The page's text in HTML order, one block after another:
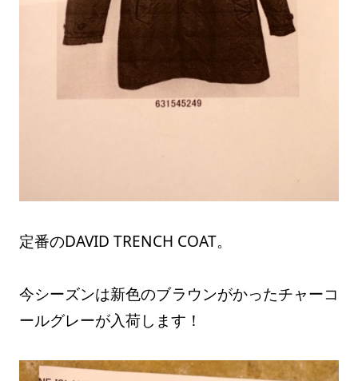
定番のDAVID TRENCH COAT。
今シーズンは新色のブラウンがかったチャーコ
ールグレーが入荷します！